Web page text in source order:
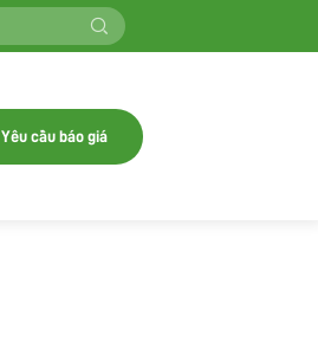
Yêu cầu báo giá